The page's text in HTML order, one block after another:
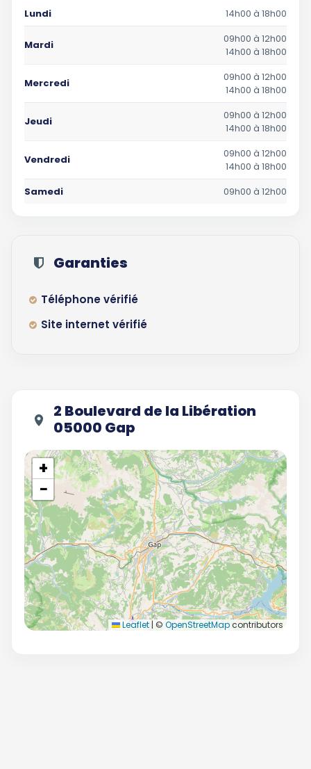
Lundi 14h00 à 18h00
Mardi
09h00 à 12h00
14h00 à 18h00
Mercredi
09h00 à 12h00
14h00 à 18h00
Jeudi
09h00 à 12h00
14h00 à 18h00
Vendredi
09h00 à 12h00
14h00 à 18h00
Samedi
09h00 à 12h00
Garanties
Téléphone vérifié
Site internet vérifié
2 Boulevard de la Libération
05000 Gap
+
−
Leaflet | © OpenStreetMapcontributors